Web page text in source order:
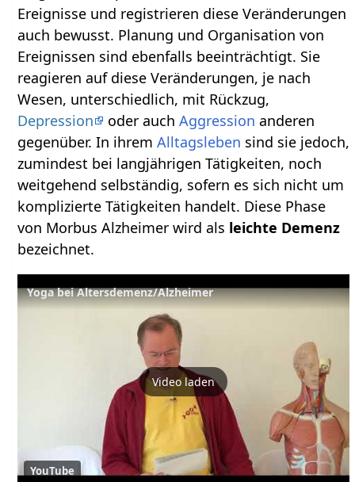
Ereignisse und registrieren diese Veränderungen
auch bewusst. Planung und Organisation von
Ereignissen sind ebenfalls beeinträchtigt. Sie
reagieren auf diese Veränderungen, je nach
Wesen, unterschiedlich, mit Rückzug,
Depression
oder auchAggression anderen
gegenüber. In ihremAlltagsleben sind sie jedoch,
zumindest bei langjährigen Tätigkeiten, noch
weitgehend selbständig, sofern es sich nicht um
komplizierte Tätigkeiten handelt. Diese Phase
von Morbus Alzheimer wird als leichte Demenz
bezeichnet.
Yoga bei Altersdemenz/Alzheimer
Video laden
YouTube